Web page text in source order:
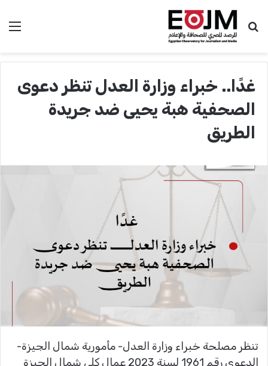
بحث عن
غدًا.. خبراء وزارة العدل تنظر دعوى
الصحفية هبة يحيى ضد جريدة
الطريق
تنظر مصلحة خبراء وزارة العدل- مأمورية شمال الجيزة-
الدعوى رقم 1961 لسنة 2023 عمال كلي شمال الجيزة